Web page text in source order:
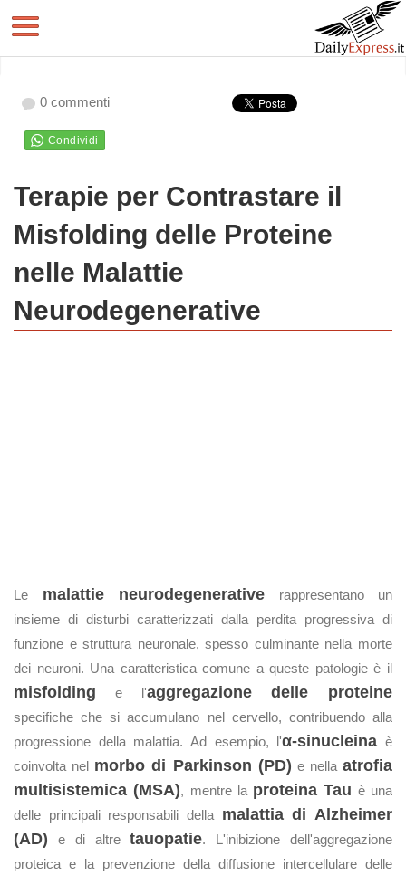
0 commenti
Terapie per Contrastare il
Misfolding delle Proteine
nelle Malattie
Neurodegenerative
Le malattie neurodegenerative rappresentano un
insieme di disturbi caratterizzati dalla perdita progressiva di
funzione e struttura neuronale, spesso culminante nella morte
dei neuroni. Una caratteristica comune a queste patologie è il
misfolding e l'aggregazione delle proteine
specifiche che si accumulano nel cervello, contribuendo alla
progressione della malattia. Ad esempio, l'α-sinucleina è
coinvolta nel morbo di Parkinson (PD) e nella atrofia
multisistemica (MSA), mentre la proteina Tau è una
delle principali responsabili della malattia di Alzheimer
(AD) e di altretauopatie. L'inibizione dell'aggregazione
proteica e la prevenzione della diffusione intercellulare delle